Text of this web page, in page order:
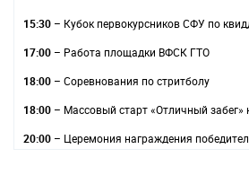
15:30 – Кубок первокурсников СФУ по
17:00 – Работа площадки ВФСК ГТО
18:00 – Соревнования по стритболу
18:00 – Массовый старт «Отличный забег»
20:00 – Церемония награждения